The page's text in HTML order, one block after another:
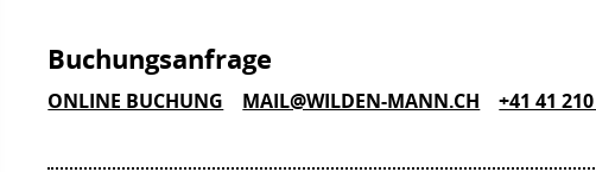
Buchungsanfrage
ONLINE BUCHUNG MAIL@WILDEN-MANN.CH +41 41